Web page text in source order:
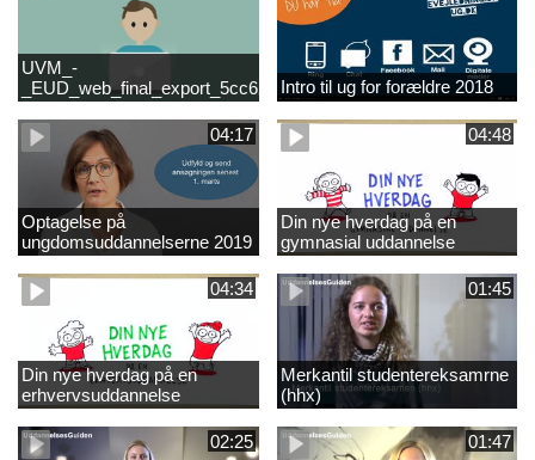
UVM_-
Intro til ug for forældre 2018
04:17
Optagelse på
ungdomsuddannelserne 2019
04:48
Din nye hverdag på en
gymnasial uddannelse
04:34
Din nye hverdag på en
erhvervsuddannelse
01:45
Merkantil studentereksamrne
(hhx)
02:25 01:47